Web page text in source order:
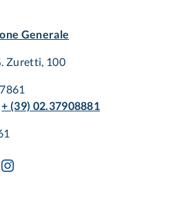
Generale
Zuretti, 100
+ (39) 02.37908881